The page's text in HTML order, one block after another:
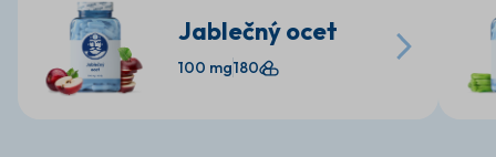
prístrojom, ale najmä vďaka nášmu tímu odborníkov.
Veríme, že si naše služby zamilujete a starostlivosť
o vaše zdravie, pokožku, telo a tvár, sa stane
pravidelnou súčasťou vášho života. Vy si to
zaslúžite! Tešíme sa na Vašu návštevu. Vitajte v
energy, digestion,
Convenient online
product information
More health, beauty
Jablečný ocet
100 mg180